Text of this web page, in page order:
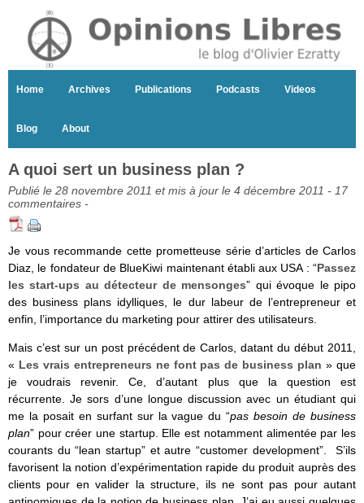
Home Archives Publications Podcasts Videos
Blog About
A quoi sert un business plan ?
Publié le 28 novembre 2011 et mis à jour le 4 décembre 2011 - 17
commentaires -
Je vous recommande cette prometteuse série d’articles de Carlos
Diaz, le fondateur de BlueKiwi maintenant établi aux USA : “Passez
les start-ups au détecteur de mensonges” qui évoque le pipo
des business plans idylliques, le dur labeur de l’entrepreneur et
enfin, l’importance du marketing pour attirer des utilisateurs.
Mais c’est sur un post précédent de Carlos, datant du début 2011,
« Les vrais entrepreneurs ne font pas de business plan » que
je voudrais revenir. Ce, d’autant plus que la question est
récurrente. Je sors d’une longue discussion avec un étudiant qui
me la posait en surfant sur la vague du “pas besoin de business
plan” pour créer une startup. Elle est notamment alimentée par les
courants du “lean startup” et autre “customer development”. S’ils
favorisent la notion d’expérimentation rapide du produit auprès des
clients pour en valider la structure, ils ne sont pas pour autant